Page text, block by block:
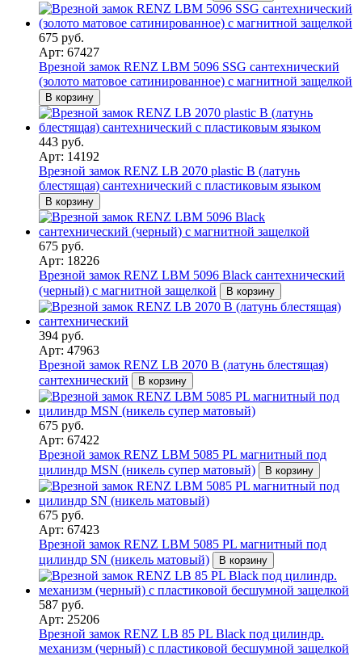
675 руб.
Арт: 67427
Врезной замок RENZ LBM 5096 SSG сантехнический
(золото матовое сатинированное) с магнитной защелкой
В корзину
443 руб.
Арт: 14192
Врезной замок RENZ LB 2070 plastic B (латунь
блестящая) сантехнический с пластиковым языком
В корзину
675 руб.
Арт: 18226
Врезной замок RENZ LBM 5096 Black сантехнический
(черный) с магнитной защелкой
В корзину
394 руб.
Арт: 47963
Врезной замок RENZ LB 2070 B (латунь блестящая)
сантехнический
В корзину
675 руб.
Арт: 67422
Врезной замок RENZ LBM 5085 PL магнитный под
цилиндр MSN (никель супер матовый)
В корзину
675 руб.
Арт: 67423
Врезной замок RENZ LBM 5085 PL магнитный под
цилиндр SN (никель матовый)
В корзину
587 руб.
Арт: 25206
Врезной замок RENZ LB 85 PL Black под цилиндр.
механизм (черный) с пластиковой бесшумной защелкой